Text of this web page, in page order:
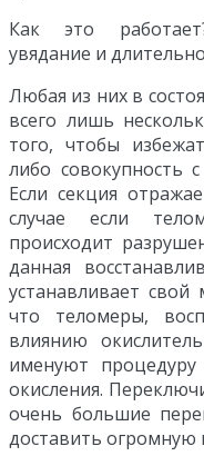
Как это
увядание и
Любая из них в
всего лишь
того, чтобы
либо совокупность
Если секция
случае если
происходит
данная
устанавливает свой
что теломеры,
влиянию
именуют процедуру
окисления.
очень большие
доставить огромную